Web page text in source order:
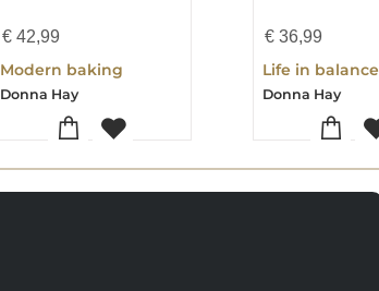
€42,99
Modern baking
Donna Hay
€36,99
Life in balance
Donna Hay